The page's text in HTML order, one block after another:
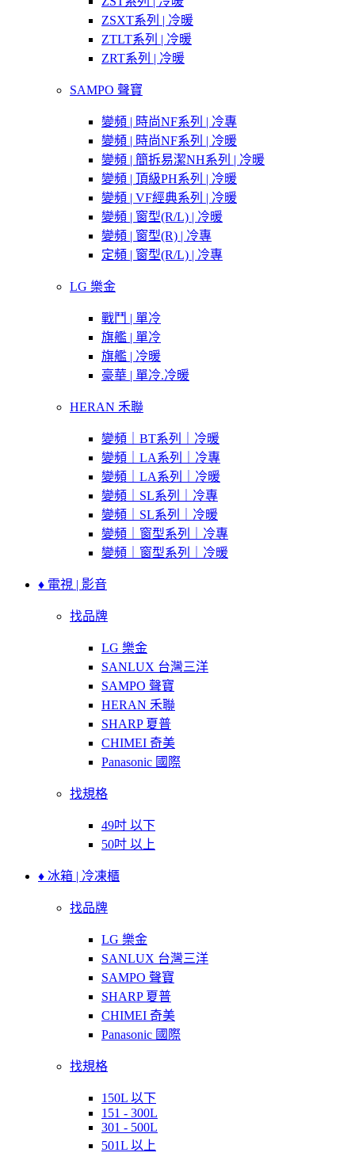
ZSXT系列 | 冷暖
ZTLT系列 | 冷暖
ZRT系列 | 冷暖
SAMPO 聲寶
變頻 | 時尚NF系列 | 冷專
變頻 | 時尚NF系列 | 冷暖
變頻 | 簡拆易潔NH系列 | 冷暖
變頻 | 頂級PH系列 | 冷暖
變頻 | VF經典系列 | 冷暖
變頻 | 窗型(R/L) | 冷暖
變頻 | 窗型(R) | 冷專
定頻 | 窗型(R/L) | 冷專
LG 樂金
戰鬥 | 單冷
旗艦 | 單冷
旗艦 | 冷暖
豪華 | 單冷.冷暖
HERAN 禾聯
變頻｜BT系列｜冷暖
變頻｜LA系列｜冷專
變頻｜LA系列｜冷暖
變頻｜SL系列｜冷專
變頻｜SL系列｜冷暖
變頻｜窗型系列｜冷專
變頻｜窗型系列｜冷暖
♦ 電視 | 影音
找品牌
LG 樂金
SANLUX 台灣三洋
SAMPO 聲寶
HERAN 禾聯
SHARP 夏普
CHIMEI 奇美
Panasonic 國際
找規格
49吋 以下
50吋 以上
♦ 冰箱 | 冷凍櫃
找品牌
LG 樂金
SANLUX 台灣三洋
SAMPO 聲寶
SHARP 夏普
CHIMEI 奇美
Panasonic 國際
找規格
150L 以下
151 - 300L
301 - 500L
501L 以上